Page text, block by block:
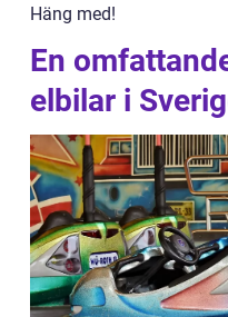
Häng med!
En
elbilar i